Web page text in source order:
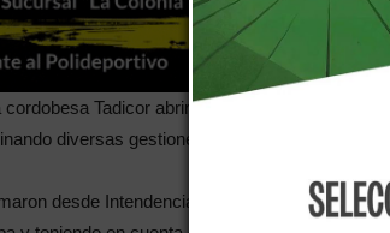
cordobesa Tadicor abrirá sus puertas muy
diversas gestiones para la generación de
desde Intendencia serían alrededor de